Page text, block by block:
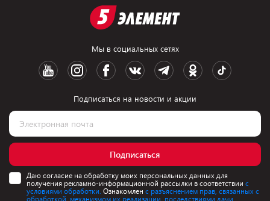
Мы в социальных сетях
Подписаться на новости и акции
Подписаться
Даю согласие на обработку моих персональных данных для
получения рекламно-информационной рассылки в соответствии с
условиями обработки. Ознакомлен с разъяснением прав, связанных с
обработкой, механизмом их реализации, последствиями дачи